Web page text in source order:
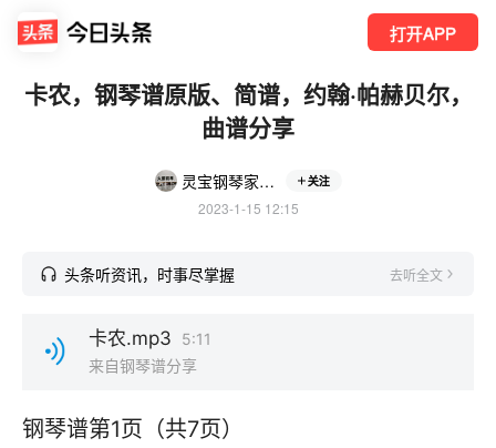
打开APP
卡农，钢琴谱原版、简谱，约翰·帕赫贝尔，
曲谱分享
灵宝钢琴家教张老师 关注
2023-1-15 12:15
头条听资讯，时事尽掌握 去听全文
卡农.mp3
5:11
来自钢琴谱分享
钢琴谱第1页（共7页）